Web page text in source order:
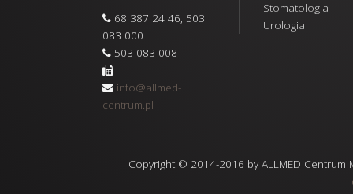
68 387 24 46, 503
083 000
503 083 008
info@allmed-
centrum.pl
Stomatologia
Urologia
Copyright © 2014-2016 by ALLMED